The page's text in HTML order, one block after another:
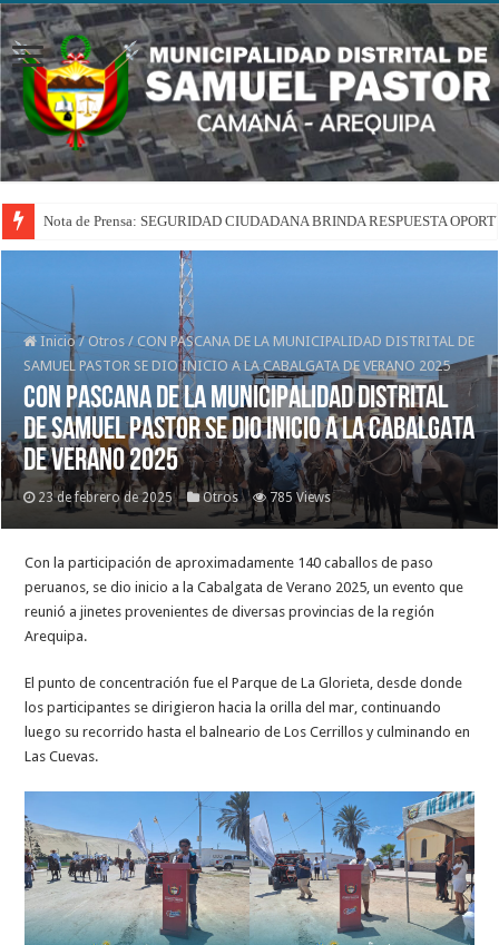
Nota de Prensa: SEGURIDAD CIUDADANA BRINDA RESPUESTA
Inicio / Otros / CON PASCANA DE LA MUNICIPALIDAD DISTRITAL DE
SAMUEL PASTOR SE DIO INICIO A LA CABALGATA DE VERANO 2025
CON PASCANA DE LA MUNICIPALIDAD DISTRITAL
DE SAMUEL PASTOR SE DIO INICIO A LA CABALGATA
DE VERANO 2025
23 de febrero de 2025 Otros 785 Views
Con la participación de aproximadamente 140 caballos de paso
peruanos, se dio inicio a la Cabalgata de Verano 2025, un evento que
reunió a jinetes provenientes de diversas provincias de la región
Arequipa.
El punto de concentración fue el Parque de La Glorieta, desde donde
los participantes se dirigieron hacia la orilla del mar, continuando
luego su recorrido hasta el balneario de Los Cerrillos y culminando en
Las Cuevas.